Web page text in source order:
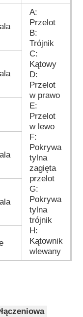
A:
Przelot
B:
Trójnik
C:
Kątowy
D:
Przelot
w prawo
E:
Przelot
w lewo
F:
Pokrywa
tylna
zagięta
przelot
G:
Pokrywa
tylna
trójnik
H:
Kątownik
wlewany